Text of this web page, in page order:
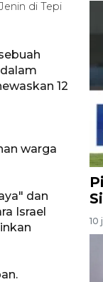
di Tepi
12
warga
dan
Israel
10